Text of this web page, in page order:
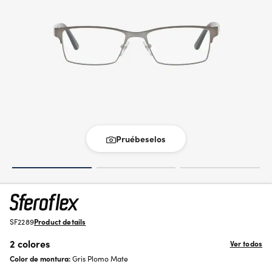
Pruébeselos
SF2289Product details
2 colores
Ver todos
Color de montura:Gris Plomo Mate